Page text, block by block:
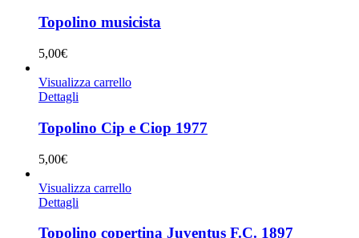
Topolino musicista
5,00€
Visualizza carrello
Dettagli
Topolino Cip e Ciop 1977
5,00€
Visualizza carrello
Dettagli
Topolino copertina Juventus F.C. 1897